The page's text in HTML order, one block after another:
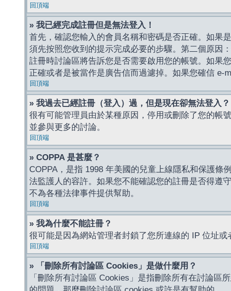
回頂端
» 我已經完成註冊但是無法登入！
首先，確認您輸入的會員名稱和密碼是否正確。如果
須先按照您收到的提示完成必要的步驟。第二個原因
註冊時討論區將告訴您是否需要啟用您的帳號。如果
正確或者是被當作是廣告信而過濾掉。如果您確信 e-
回頂端
» 我過去已經註冊（登入）過，但是現在卻無法登入？
很有可能管理員由於某種原因，停用或刪除了您的帳
並參與更多的討論。
回頂端
» COPPA 是甚麼？
COPPA，是指 1998 年美國的兒童上線隱私和保護
法監護人的容許。如果您不能確認您的註冊是否得遵
不為各種法律事件提供幫助。
回頂端
» 我為什麼不能註冊？
很可能是因為網站管理者封鎖了您所連線的 IP 位址
回頂端
» 「刪除所有討論區 Cookies」是做什麼用？
「刪除所有討論區 Cookies」是指刪除所有在討論